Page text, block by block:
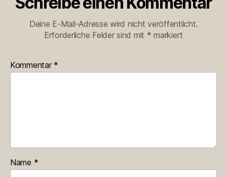
Deine E-Mail-Adresse wird nicht veröffentlicht.
Erforderliche Felder sind mit * markiert
Kommentar *
Name *